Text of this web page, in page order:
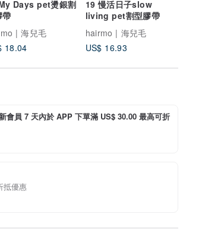
Days pet燙銀割
帶
| 海兒毛
18.04
19 慢活日子slow
living pet割型膠帶
hairmo | 海兒毛
US$ 16.93
會員 7 天內於 APP 下單滿 US$ 30.00 最高可折
抵優惠